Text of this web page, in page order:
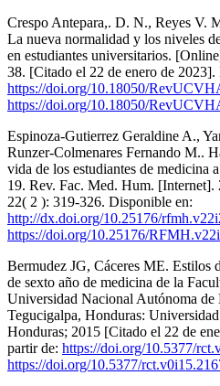
Crespo Antepara,. D. N., Reyes V.
La nueva normalidad y los niveles
en estudiantes universitarios.
38. [Citado el 22 de enero de
https://doi.org/10.18050/
https://doi.org/10.18050/
Espinoza-Gutierrez Geraldine A.,
Runzer-Colmenares Fernando M..
vida de los estudiantes de medicina
19. Rev. Fac. Med. Hum.
22( 2 ): 319-326. Disponible en:
http://dx.doi.org/10.25176/
https://doi.org/10.25176/
Bermudez JG, Cáceres ME. Estilos
de sexto año de medicina de la
Universidad Nacional Autónoma
Tegucigalpa, Honduras:
Honduras; 2015 [Citado el 22 de
partir de: https://doi.org/10.5377/
https://doi.org/10.5377/